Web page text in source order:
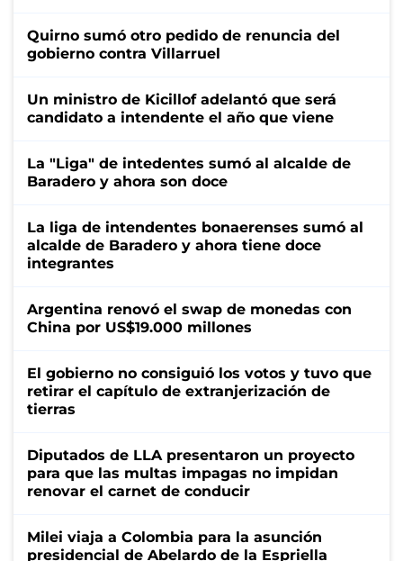
Quirno sumó otro pedido de renuncia del
gobierno contra Villarruel
Un ministro de Kicillof adelantó que será
candidato a intendente el año que viene
La "Liga" de intedentes sumó al alcalde de
Baradero y ahora son doce
La liga de intendentes bonaerenses sumó al
alcalde de Baradero y ahora tiene doce
integrantes
Argentina renovó el swap de monedas con
China por US$19.000 millones
El gobierno no consiguió los votos y tuvo que
retirar el capítulo de extranjerización de
tierras
Diputados de LLA presentaron un proyecto
para que las multas impagas no impidan
renovar el carnet de conducir
Milei viaja a Colombia para la asunción
presidencial de Abelardo de la Espriella